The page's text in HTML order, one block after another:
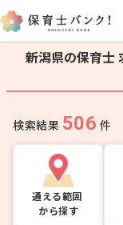
新潟県の保育士
検索結果 506 件
通える範囲
から探す